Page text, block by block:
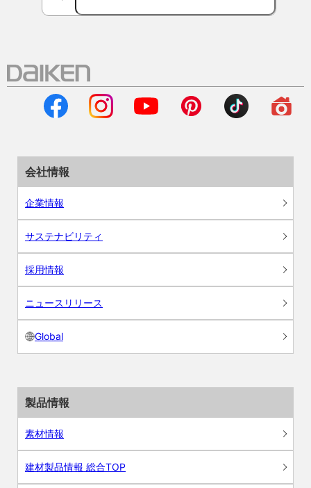
会社情報
企業情報
サステナビリティ
採用情報
ニュースリリース
Global
製品情報
素材情報
建材製品情報 総合TOP